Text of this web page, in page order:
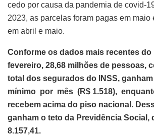
cedo por causa da pandemia de covid-
2023, as parcelas foram pagas em maio
em abril e maio.
Conforme os dados mais recentes do
fevereiro, 28,68 milhões de pessoas,
total dos segurados do INSS,
mínimo por mês (R$ 1.518),
recebem acima do piso nacional.
ganham o teto da Previdência Social,
8.157,41.